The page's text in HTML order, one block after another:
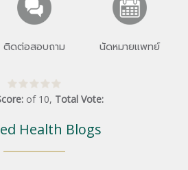
ติดต่อสอบถาม นัดหมายแพทย์
of 10, Total Vote:
Health Blogs